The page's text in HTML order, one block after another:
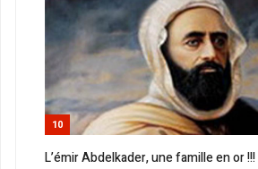
10
L’émir Abdelkader, une famille en or !!!